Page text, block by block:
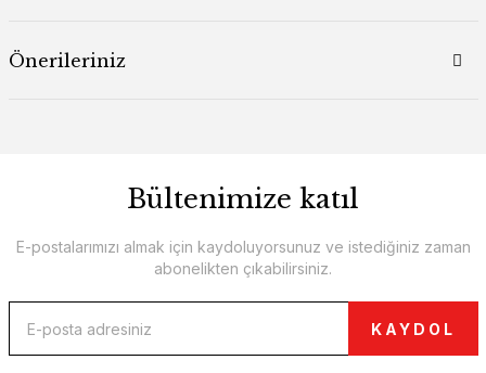
Önerileriniz
Bültenimize katıl
E-postalarımızı almak için kaydoluyorsunuz ve istediğiniz zaman
abonelikten çıkabilirsiniz.
KAYDOL